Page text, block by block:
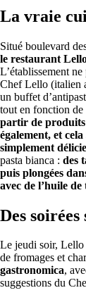
La vraie
Situé boulevard
le restaurant
L’établissement
Chef Lello (italien
un buffet
tout en fonction de
partir de produits
également, et
simplement
pasta bianca : des
puis plongées
avec de l’huile
Des soirées
Le jeudi soir, Lello
de fromages et
gastronomica,
suggestions du